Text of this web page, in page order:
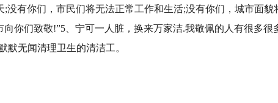
没有你们，市民们将无法正常工作和生活;没有你们，城市面貌
们致敬!”5、宁可一人脏，换来万家洁.我敬佩的人有很多很
无闻清理卫生的清洁工。